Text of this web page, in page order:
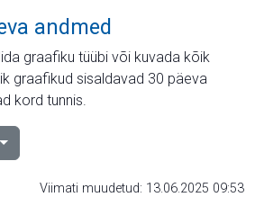
andmed
graafiku tüübi või kuvada kõik
graafikud sisaldavad 30 päeva
kord tunnis.
Viimati muudetud: 13.06.2025 09:53